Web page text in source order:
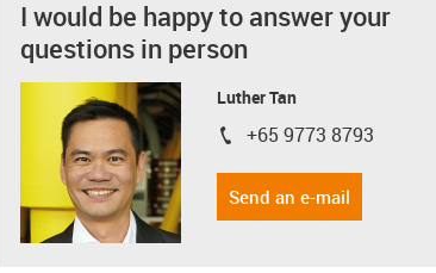
I would be happy to answer your
questions in person
Luther Tan
igus-icon-phone
+65 9773 8793
Send an e-mail